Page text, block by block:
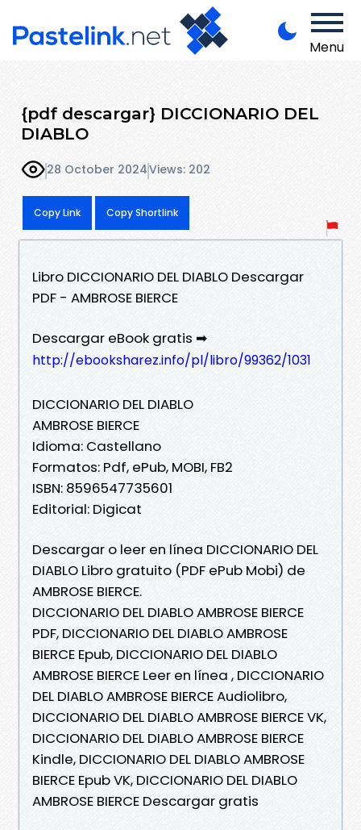
Menu
{pdf descargar} DICCIONARIO DEL
DIABLO
28 October 2024Views: 202
Copy Link Copy Shortlink
Libro DICCIONARIO DEL DIABLO Descargar
PDF - AMBROSE BIERCE
Descargar eBook gratis ➡
http://ebooksharez.info/pl/libro/99362/1031
DICCIONARIO DEL DIABLO
AMBROSE BIERCE
Idioma: Castellano
Formatos: Pdf, ePub, MOBI, FB2
ISBN: 8596547735601
Editorial: Digicat
Descargar o leer en línea DICCIONARIO DEL
DIABLO Libro gratuito (PDF ePub Mobi) de
AMBROSE BIERCE.
DICCIONARIO DEL DIABLO AMBROSE BIERCE
PDF, DICCIONARIO DEL DIABLO AMBROSE
BIERCE Epub, DICCIONARIO DEL DIABLO
AMBROSE BIERCE Leer en línea , DICCIONARIO
DEL DIABLO AMBROSE BIERCE Audiolibro,
DICCIONARIO DEL DIABLO AMBROSE BIERCE VK,
DICCIONARIO DEL DIABLO AMBROSE BIERCE
Kindle, DICCIONARIO DEL DIABLO AMBROSE
BIERCE Epub VK, DICCIONARIO DEL DIABLO
AMBROSE BIERCE Descargar gratis